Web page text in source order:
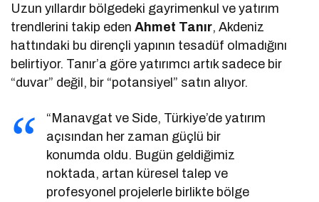
Uzun yıllardır bölgedeki gayrimenkul ve yatırım
trendlerini takip edenAhmet Tanır, Akdeniz
hattındaki bu dirençli yapının tesadüf olmadığını
belirtiyor. Tanır’a göre yatırımcı artık sadece bir
“duvar” değil, bir “potansiyel” satın alıyor.
“Manavgat ve Side, Türkiye’de yatırım
açısından her zaman güçlü bir
konumda oldu. Bugün geldiğimiz
noktada, artan küresel talep ve
profesyonel projelerle birlikte bölge